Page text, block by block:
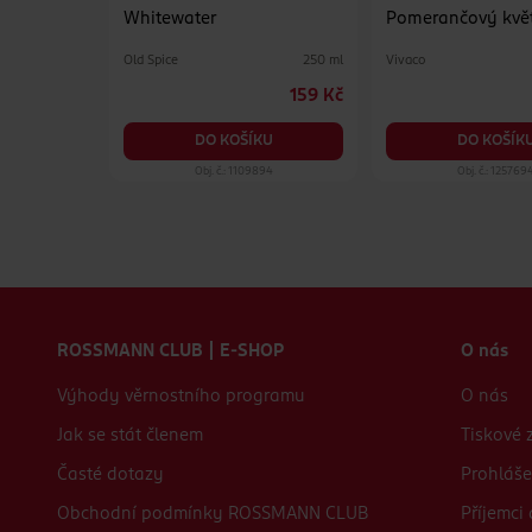
Whitewater
Old Spice 250 ml
159 Kč
DO KOŠÍKU
Obj. č.: 1109894
Pomerančový
Vivaco
DO
Obj. č.: 1257694
ROSSMANN CLUB | E-SHOP
Výhody věrnostního programu
Jak se stát členem
Časté dotazy
Obchodní podmínky ROSSMANN CLUB
O nás
O nás
Tiskové
Příjemci